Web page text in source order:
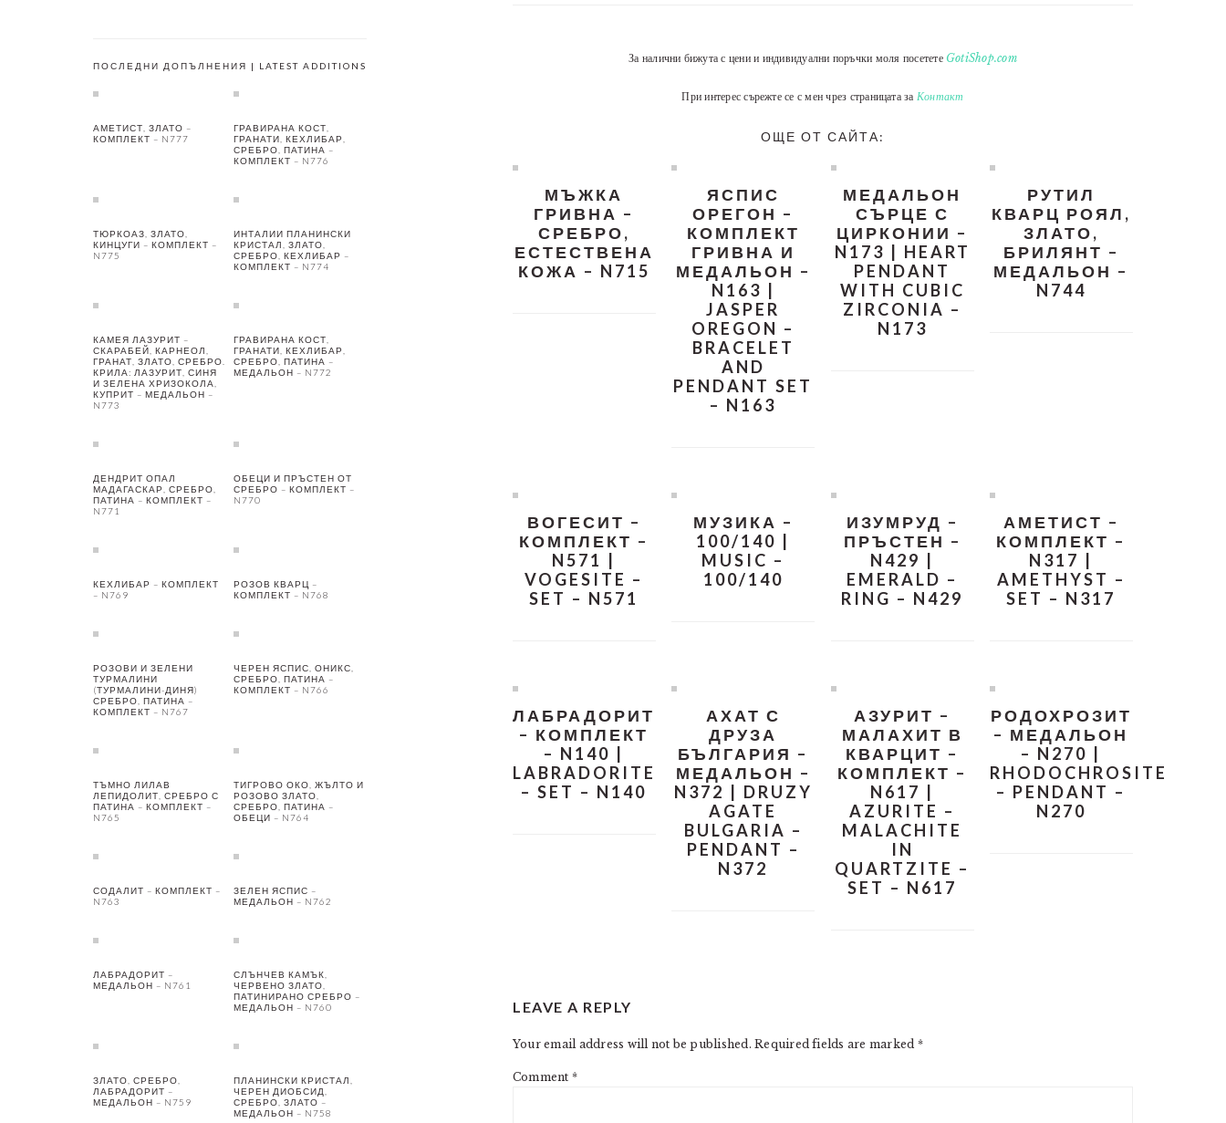
За налични бижута с цени и индивидуални поръчки моля посетете GotiShop.com
При интерес сърежте се с мен чрез страницата за Контакт
ОЩЕ ОТ САЙТА:
МЪЖКА
ГРИВНА –
СРЕБРО,
ЕСТЕСТВЕНА
КОЖА – N715
ЯСПИС
ОРЕГОН –
КОМПЛЕКТ
ГРИВНА И
МЕДАЛЬОН –
N163 |
JASPER
OREGON –
BRACELET
AND
PENDANT SET
– N163
МЕДАЛЬОН
СЪРЦЕ С
ЦИРКОНИИ –
N173 | HEART
PENDANT
WITH CUBIC
ZIRCONIA –
N173
РУТИЛ
КВАРЦ РОЯЛ,
ЗЛАТО,
БРИЛЯНТ –
МЕДАЛЬОН –
N744
ВОГЕСИТ –
КОМПЛЕКТ –
N571 |
VOGESITE –
SET – N571
МУЗИКА –
100/140 |
MUSIC –
100/140
ИЗУМРУД –
ПРЪСТЕН –
N429 |
EMERALD –
RING – N429
АМЕТИСТ –
КОМПЛЕКТ –
N317 |
AMETHYST –
SET – N317
ЛАБРАДОРИТ
– КОМПЛЕКТ
– N140 |
LABRADORITE
– SET – N140
АХАТ С
ДРУЗА
БЪЛГАРИЯ –
МЕДАЛЬОН –
N372 | DRUZY
AGATE
BULGARIA –
PENDANT –
N372
АЗУРИТ –
МАЛАХИТ В
КВАРЦИТ –
КОМПЛЕКТ –
N617 |
AZURITE –
MALACHITE
IN
QUARTZITE –
SET – N617
РОДОХРОЗИТ
– МЕДАЛЬОН
– N270 |
RHODOCHROSITE
– PENDANT –
N270
INTERACTIONS
LEAVE A REPLY
Your email address will not be published. Required fields are marked *
Comment *
ПОСЛЕДНИ ДОПЪЛНЕНИЯ | LATEST ADDITIONS
АМЕТИСТ, ЗЛАТО –
КОМПЛЕКТ – N777
ГРАВИРАНА КОСТ,
ГРАНАТИ, КЕХЛИБАР,
СРЕБРО, ПАТИНА –
КОМПЛЕКТ – N776
ТЮРКОАЗ, ЗЛАТО,
КИНЦУГИ – КОМПЛЕКТ –
N775
ИНТАЛИИ ПЛАНИНСКИ
КРИСТАЛ, ЗЛАТО,
СРЕБРО, КЕХЛИБАР –
КОМПЛЕКТ – N774
КАМЕЯ ЛАЗУРИТ –
СКАРАБЕЙ, КАРНЕОЛ,
ГРАНАТ, ЗЛАТО, СРЕБРО.
КРИЛА: ЛАЗУРИТ, СИНЯ
И ЗЕЛЕНА ХРИЗОКОЛА,
КУПРИТ – МЕДАЛЬОН –
N773
ГРАВИРАНА КОСТ,
ГРАНАТИ, КЕХЛИБАР,
СРЕБРО, ПАТИНА –
МЕДАЛЬОН – N772
ДЕНДРИТ ОПАЛ
МАДАГАСКАР, СРЕБРО,
ПАТИНА – КОМПЛЕКТ –
N771
ОБЕЦИ И ПРЪСТЕН ОТ
СРЕБРО – КОМПЛЕКТ –
N770
КЕХЛИБАР – КОМПЛЕКТ
– N769
РОЗОВ КВАРЦ –
КОМПЛЕКТ – N768
РОЗОВИ И ЗЕЛЕНИ
ТУРМАЛИНИ
(ТУРМАЛИНИ-ДИНЯ)
СРЕБРО, ПАТИНА –
КОМПЛЕКТ – N767
ЧЕРЕН ЯСПИС, ОНИКС,
СРЕБРО, ПАТИНА –
КОМПЛЕКТ – N766
ТЪМНО ЛИЛАВ
ЛЕПИДОЛИТ, СРЕБРО С
ПАТИНА – КОМПЛЕКТ –
N765
ТИГРОВО ОКО, ЖЪЛТО И
РОЗОВО ЗЛАТО,
СРЕБРО, ПАТИНА –
ОБЕЦИ – N764
СОДАЛИТ – КОМПЛЕКТ –
N763
ЗЕЛЕН ЯСПИС –
МЕДАЛЬОН – N762
ЛАБРАДОРИТ –
МЕДАЛЬОН – N761
СЛЪНЧЕВ КАМЪК,
ЧЕРВЕНО ЗЛАТО,
ПАТИНИРАНО СРЕБРО –
МЕДАЛЬОН – N760
ЗЛАТО, СРЕБРО,
ЛАБРАДОРИТ –
МЕДАЛЬОН – N759
ПЛАНИНСКИ КРИСТАЛ,
ЧЕРЕН ДИОБСИД,
СРЕБРО, ЗЛАТО –
МЕДАЛЬОН – N758